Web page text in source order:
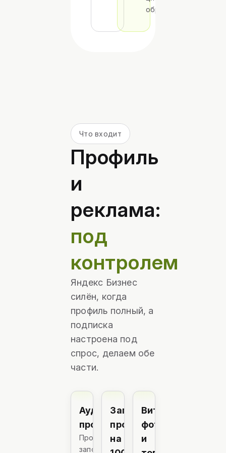
обращений
Что входит
Профиль
и
реклама:
под
контролем
Яндекс Бизнес
силён, когда
профиль полный, а
подписка
настроена под
спрос, делаем обе
части.
Аудит
профиля
Проверяем
заполненность,
Заполнение
профиля
на
Витрина:
фото
и